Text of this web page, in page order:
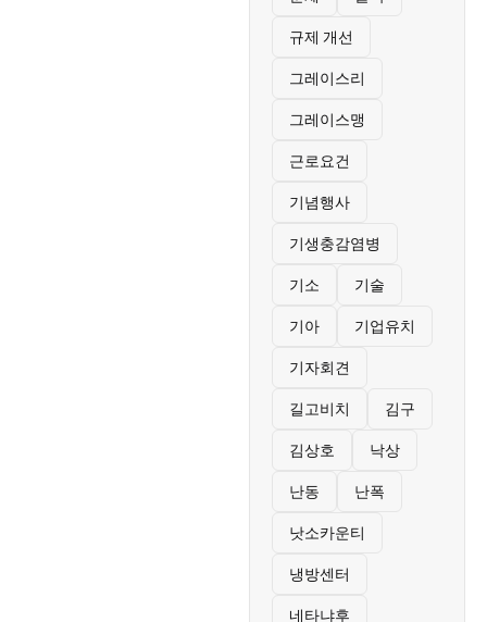
규제 개선
그레이스리
그레이스맹
근로요건
기념행사
기생충감염병
기소 기술
기아 기업유치
기자회견
길고비치 김구
김상호 낙상
난동 난폭
낫소카운티
냉방센터
네타냐후